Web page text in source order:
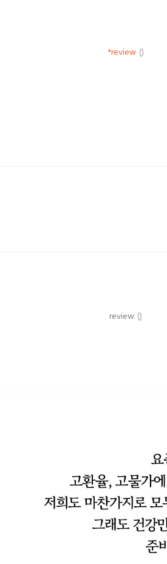
*review ()
review ()